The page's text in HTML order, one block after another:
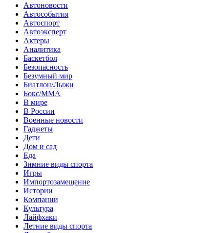
Автоновости
Автособытия
Автоспорт
Автоэксперт
Актеры
Аналитика
Баскетбол
Безопасность
Безумный мир
Биатлон/Лыжи
Бокс/MMA
В мире
В России
Военные новости
Гаджеты
Дети
Дом и сад
Еда
Зимние виды спорта
Игры
Импортозамещение
Истории
Компании
Культура
Лайфхаки
Летние виды спорта